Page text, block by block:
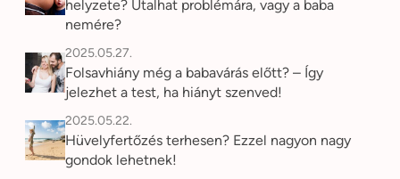
helyzete? Utalhat problémára, vagy a baba
nemére?
2025.05.27.
Folsavhiány még a babavárás előtt? – Így
jelezhet a test, ha hiányt szenved!
2025.05.22.
Hüvelyfertőzés terhesen? Ezzel nagyon nagy
gondok lehetnek!